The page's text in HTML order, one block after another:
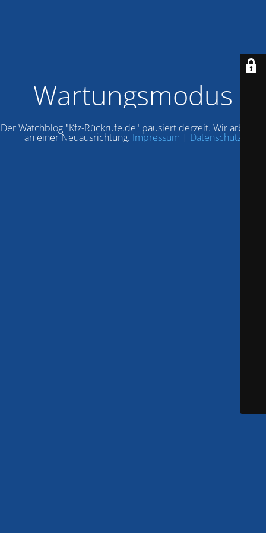
Wartungsmodus
Der Watchblog "Kfz-Rückrufe.de" pausiert derzeit. Wir arbeiten
an einer Neuausrichtung. Impressum | Datenschutz